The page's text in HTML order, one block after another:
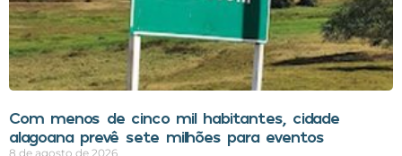
Com menos de cinco mil habitantes, cidade
alagoana prevê sete milhões para eventos
8 de agosto de 2026